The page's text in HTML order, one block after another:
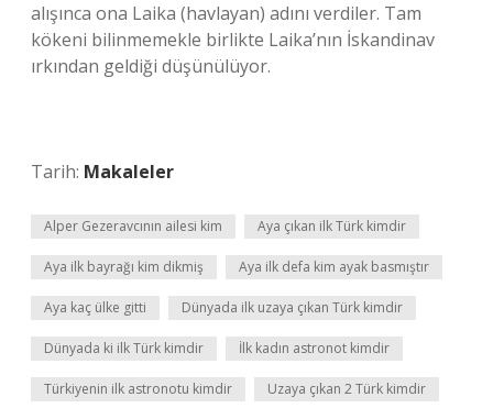
alışınca ona Laika (havlayan) adını verdiler. Tam
kökeni bilinmemekle birlikte Laika’nın İskandinav
ırkından geldiği düşünülüyor.
Tarih: Makaleler
Alper Gezeravcının ailesi kim Aya çıkan ilk Türk kimdir
Aya ilk bayrağı kim dikmiş Aya ilk defa kim ayak basmıştır
Aya kaç ülke gitti Dünyada ilk uzaya çıkan Türk kimdir
Dünyada ki ilk Türk kimdir İlk kadın astronot kimdir
Türkiyenin ilk astronotu kimdir Uzaya çıkan 2 Türk kimdir